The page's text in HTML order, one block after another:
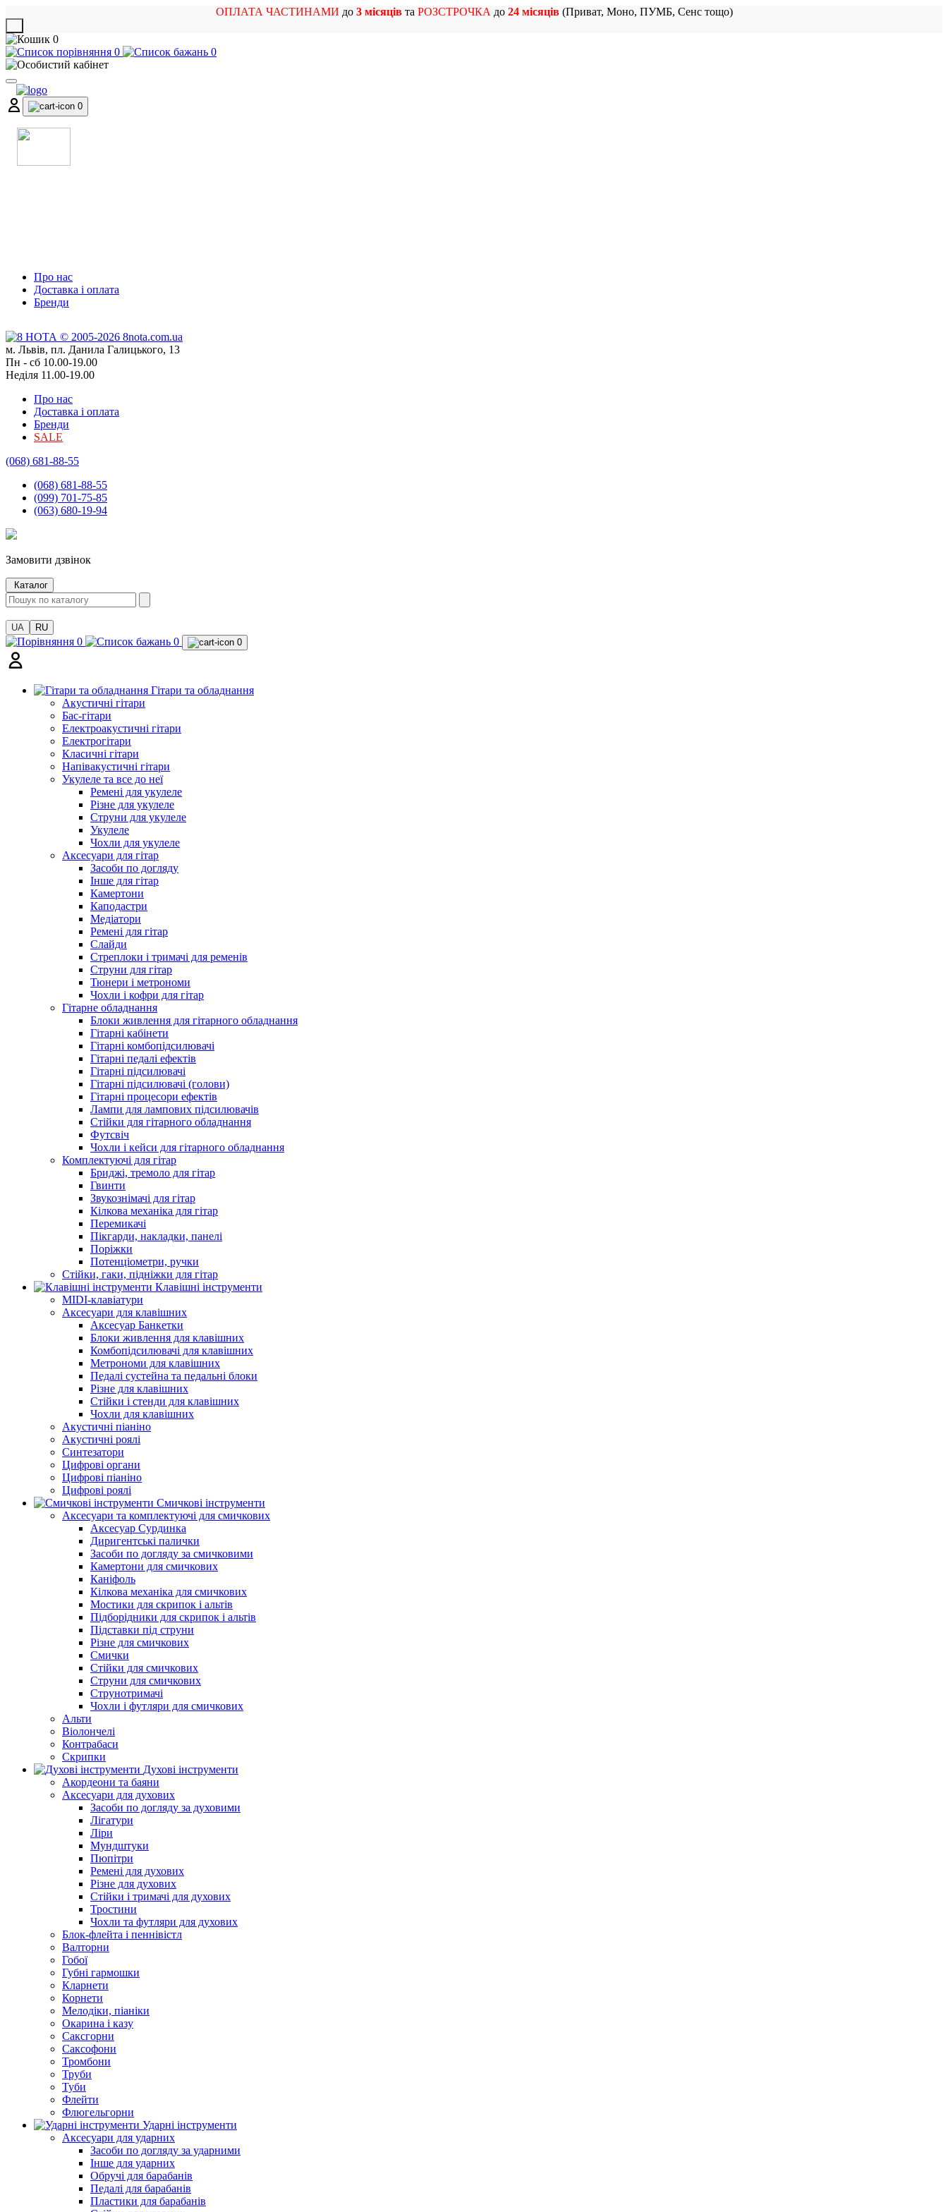
ОПЛАТА ЧАСТИНАМИ до 3 місяцівта РОЗСТРОЧКА до 24 місяців(Приват, Моно, ПУМБ, Сенс тощо)
0
0
0
0
Про нас
Доставка і оплата
Бренди
м. Львів, пл. Данила Галицького, 13
Пн - сб 10.00-19.00
Неділя 11.00-19.00
Про нас
Доставка і оплата
Бренди
SALE
(068) 681-88-55
(068) 681-88-55
(099) 701-75-85
(063) 680-19-94
Замовити дзвінок
Каталог
UA RU
0 0 0
Гітари та обладнання
Акустичні гітари
Бас-гітари
Електроакустичні гітари
Електрогітари
Класичні гітари
Напівакустичні гітари
Укулеле та все до неї
Ремені для укулеле
Різне для укулеле
Струни для укулеле
Укулеле
Чохли для укулеле
Аксесуари для гітар
Засоби по догляду
Інше для гітар
Камертони
Каподастри
Медіатори
Ремені для гітар
Слайди
Стреплоки і тримачі для ременів
Струни для гітар
Тюнери і метрономи
Чохли і кофри для гітар
Гітарне обладнання
Блоки живлення для гітарного обладнання
Гітарні кабінети
Гітарні комбопідсилювачі
Гітарні педалі ефектів
Гітарні підсилювачі
Гітарні підсилювачі (голови)
Гітарні процесори ефектів
Лампи для лампових підсилювачів
Стійки для гітарного обладнання
Футсвіч
Чохли і кейси для гітарного обладнання
Комплектуючі для гітар
Бриджі, тремоло для гітар
Гвинти
Звукознімачі для гітар
Кілкова механіка для гітар
Перемикачі
Пікгарди, накладки, панелі
Поріжки
Потенціометри, ручки
Стійки, гаки, підніжки для гітар
Клавішні інструменти
MIDI-клавіатури
Аксесуари для клавішних
Аксесуар Банкетки
Блоки живлення для клавішних
Комбопідсилювачі для клавішних
Метрономи для клавішних
Педалі сустейна та педальні блоки
Різне для клавішних
Стійки і стенди для клавішних
Чохли для клавішних
Акустичні піаніно
Акустичні роялі
Синтезатори
Цифрові органи
Цифрові піаніно
Цифрові роялі
Смичкові інструменти
Аксесуари та комплектуючі для смичкових
Аксесуар Сурдинка
Диригентські палички
Засоби по догляду за смичковими
Камертони для смичкових
Каніфоль
Кілкова механіка для смичкових
Мостики для скрипок і альтів
Підборiдники для скрипок і альтів
Підставки під струни
Різне для смичкових
Смички
Стійки для смичкових
Струни для смичкових
Струнотримачі
Чохли і футляри для смичкових
Альти
Віолончелі
Контрабаси
Скрипки
Духові інструменти
Акордеони та баяни
Аксесуари для духових
Засоби по догляду за духовими
Лігатури
Ліри
Мундштуки
Пюпітри
Ремені для духових
Різне для духових
Стійки і тримачі для духових
Тростини
Чохли та футляри для духових
Блок-флейта і пеннівістл
Валторни
Гобої
Губні гармошки
Кларнети
Корнети
Мелодіки, піаніки
Окарина і казу
Саксгорни
Саксофони
Тромбони
Труби
Туби
Флейти
Флюгельгорни
Ударні інструменти
Аксесуари для ударних
Засоби по догляду за ударними
Інше для ударних
Обручі для барабанів
Педалі для барабанів
Пластики для барабанів